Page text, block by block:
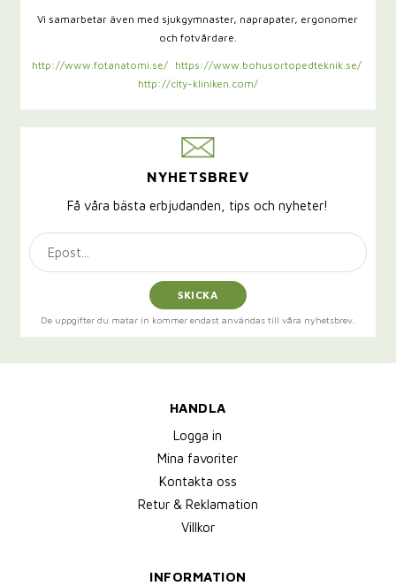
Vi samarbetar även med sjukgymnaster, naprapater, ergonomer
och fotvårdare.
http://www.fotanatomi.se/
https://www.bohusortopedteknik.se/
http://city-kliniken.com/
NYHETSBREV
Få våra bästa erbjudanden, tips och nyheter!
SKICKA
De uppgifter du matar in kommer endast användas till våra nyhetsbrev.
HANDLA
Logga in
Mina favoriter
Kontakta oss
Retur & Reklamation
Villkor
INFORMATION